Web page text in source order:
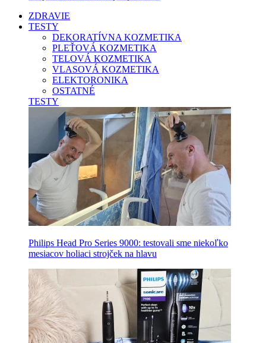
ZDRAVIE
TESTY
DEKORATÍVNA KOZMETIKA
PLEŤOVÁ KOZMETIKA
TELOVÁ KOZMETIKA
VLASOVÁ KOZMETIKA
ELEKTORONIKA
OSTATNÉ
TESTY
Philips Head Pro Series 9000: testovali sme niekoľko
mesiacov holiaci strojček na hlavu